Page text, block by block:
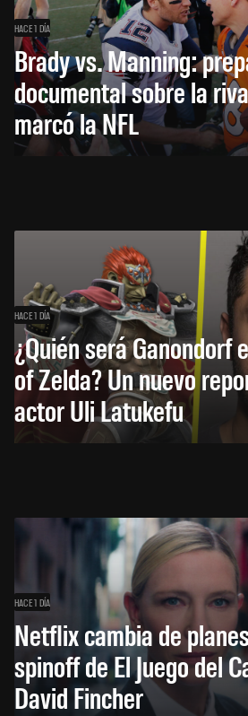
HACE 1 DÍA
Brady vs. Manning:
documental sobre la
marcó la NFL
HACE 1 DÍA
¿Quién será Ganondorf
of Zelda? Un nuevo
actor Uli Latukefu
HACE 1 DÍA
Netflix cambia de
spinoff de El Juego del
David Fincher